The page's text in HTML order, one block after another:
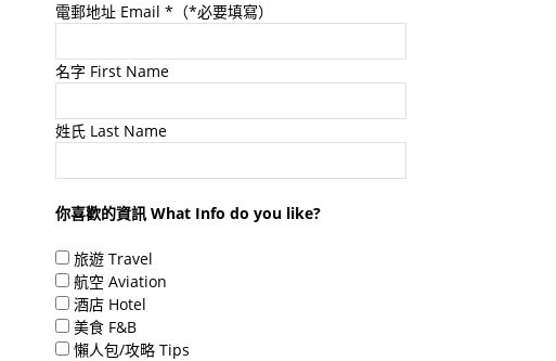
電郵地址 Email *（*必要填寫）
名字 First Name
姓氏 Last Name
你喜歡的資訊 What Info do you like?
旅遊 Travel
航空 Aviation
酒店 Hotel
美食 F&B
懶人包/攻略 Tips